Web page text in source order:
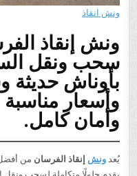
ونش انقاذ
ونش إنقاذ
بأوناش حديثة
وأسعار
وأمان كامل.
يُعدونش إنقاذ الفرسان من